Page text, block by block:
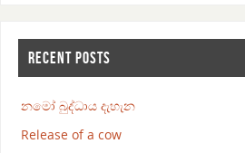
RECENT POSTS
නමෝ බුද්ධාය දැහැන
Release of a cow